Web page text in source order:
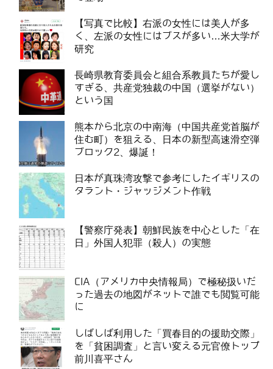
【写真で比較】右派の女性には美人が多
く、左派の女性にはブスが多い…米大学が
研究
長崎県教育委員会と組合系教員たちが愛し
すぎる、共産党独裁の中国（選挙がない）
という国
熊本から北京の中南海（中国共産党首脳が
住む町）を狙える、日本の新型高速滑空弾
ブロック2、爆誕！
日本が真珠湾攻撃で参考にしたイギリスの
タラント・ジャッジメント作戦
【警察庁発表】朝鮮民族を中心とした「在
日」外国人犯罪（殺人）の実態
CIA（アメリカ中央情報局）で極秘扱いだ
った過去の地図がネットで誰でも閲覧可能
に
しばしば利用した「買春目的の援助交際」
を「貧困調査」と言い変える元官僚トップ
前川喜平さん